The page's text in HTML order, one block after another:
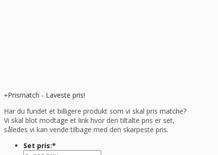
Prismatch - Laveste pris!
Har du fundet et billigere produkt som vi skal pris matche?
Vi skal blot modtage et link hvor den tiltalte pris er set,
således vi kan vende tilbage med den skarpeste pris.
Set pris:*